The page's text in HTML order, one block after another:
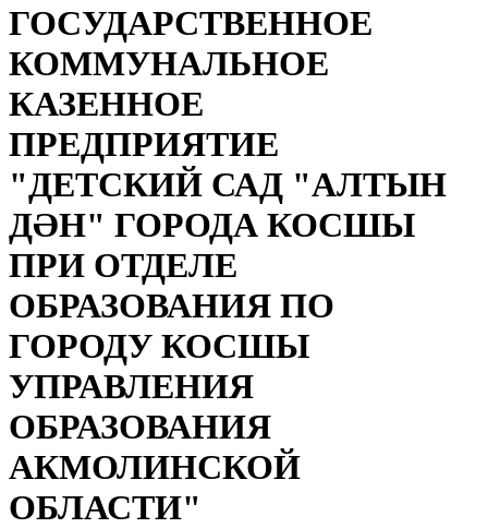
ГОСУДАРСТВЕННОЕ
КОММУНАЛЬНОЕ
КАЗЕННОЕ
ПРЕДПРИЯТИЕ
"ДЕТСКИЙ САД "АЛТЫН
ДӘН" ГОРОДА КОСШЫ
ПРИ ОТДЕЛЕ
ОБРАЗОВАНИЯ ПО
ГОРОДУ КОСШЫ
УПРАВЛЕНИЯ
ОБРАЗОВАНИЯ
АКМОЛИНСКОЙ
ОБЛАСТИ"